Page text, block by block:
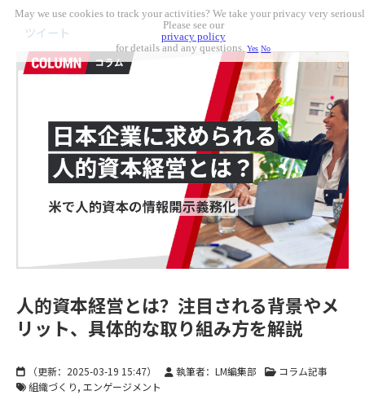
ツイート
人的資本経営とは？注目される背景やメ
リット、具体的な取り組み方を解説
（更新： 2025-03-19 15:47） 執筆者：LM編集部
コラム記事
組織づくり エンゲージメント
May we use cookies to track your activities? We take your privacy very
Please see our
privacy policy
for details and any questions.Yes No